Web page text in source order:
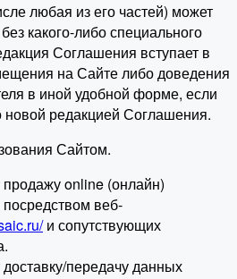
любая из его частей) может
какого-либо специального
Соглашения вступает в
на Сайте либо доведения
в иной удобной форме, если
новой редакцией Соглашения.
Сайтом.
online (онлайн)
веб-
и сопутствующих
передачу данных